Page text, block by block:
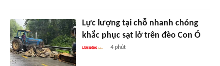
Lực lượng tại chỗ nhanh chóng
khắc phục sạt lở trên đèo Con Ó
4 phút